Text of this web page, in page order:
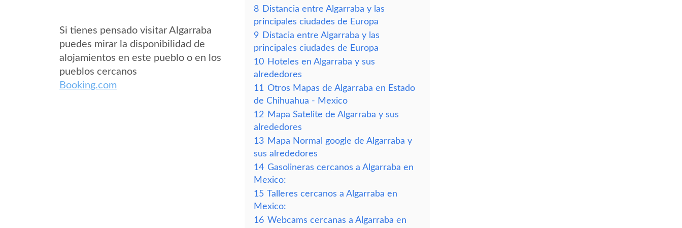
Si tienes pensado visitar Algarraba
puedes mirar la disponibilidad de
alojamientos en este pueblo o en los
pueblos cercanos
Booking.com
8 Distancia entre Algarraba y las
principales ciudades de Europa
9 Distacia entre Algarraba y las
principales ciudades de Europa
10 Hoteles en Algarraba y sus
alrededores
11 Otros Mapas de Algarraba en Estado
de Chihuahua - Mexico
12 Mapa Satelite de Algarraba y sus
alrededores
13 Mapa Normal google de Algarraba y
sus alrededores
14 Gasolineras cercanos a Algarraba en
Mexico:
15 Talleres cercanos a Algarraba en
Mexico:
16 Webcams cercanas a Algarraba en